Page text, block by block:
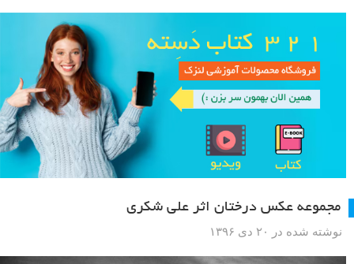
مجموعه عکس درختان اثر علی شکری
نوشته شده در ۲۰ دی ۱۳۹۶